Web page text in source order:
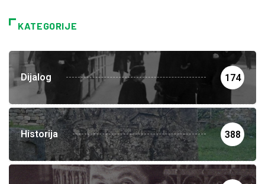
KATEGORIJE
Dijalog 174
Historija 388